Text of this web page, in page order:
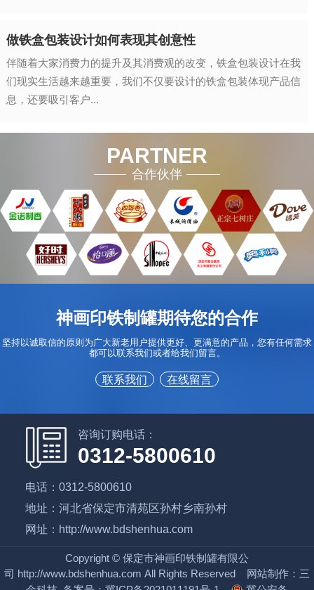
做铁盒包装设计如何表现其创意性
伴随着大家消费力的提升及其消费观的改变，铁盒包装设计在我
们现实生活越来越重要，我们不仅要设计的铁盒包装体现产品信
息，还要吸引客户...
PARTNER
合作伙伴
神画印铁制罐期待您的合作
坚持以诚取信的原则为广大新老用户提供更好、更满意的产品，您有任何需求
都可以联系我们或者给我们留言。
联系我们 在线留言
咨询订购电话：
0312-5800610
电话：0312-5800610
地址：河北省保定市清苑区孙村乡南孙村
网址：http://www.bdshenhua.com
Copyright © 保定市神画印铁制罐有限公
司 http://www.bdshenhua.com All Rights Reserved 网站制作 ： 三